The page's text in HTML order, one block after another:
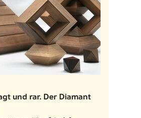
und rar. Der Diamant